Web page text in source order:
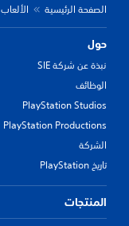
الصفحة الرئيسية الألعاب
حول
نبذة عن شركة SIE
الوظائف
PlayStation Studios
PlayStation Productions
الشركة
تاريخ PlayStation
المنتجات